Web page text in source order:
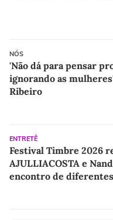
NÓS
'Não dá para pensar
ignorando as
Ribeiro
ENTRETÊ
Festival Timbre 2026
AJULLIACOSTA e
encontro de